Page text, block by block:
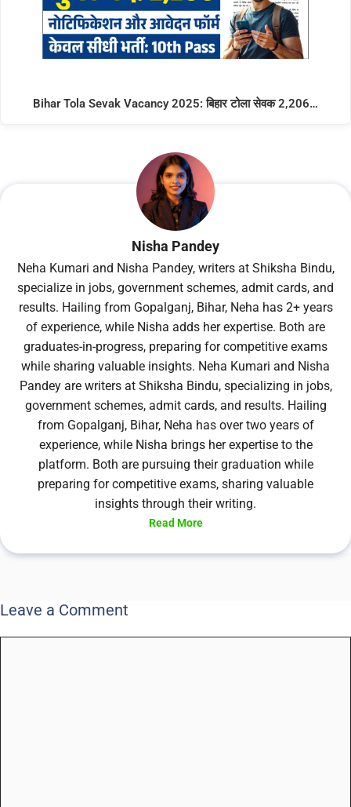
Bihar Tola Sevak Vacancy 2025: बिहार टोला सेवक 2,206…
Nisha Pandey
Neha Kumari and Nisha Pandey, writers at Shiksha Bindu,
specialize in jobs, government schemes, admit cards, and
results. Hailing from Gopalganj, Bihar, Neha has 2+ years
of experience, while Nisha adds her expertise. Both are
graduates-in-progress, preparing for competitive exams
while sharing valuable insights. Neha Kumari and Nisha
Pandey are writers at Shiksha Bindu, specializing in jobs,
government schemes, admit cards, and results. Hailing
from Gopalganj, Bihar, Neha has over two years of
experience, while Nisha brings her expertise to the
platform. Both are pursuing their graduation while
preparing for competitive exams, sharing valuable
insights through their writing.
Read More
Leave a Comment